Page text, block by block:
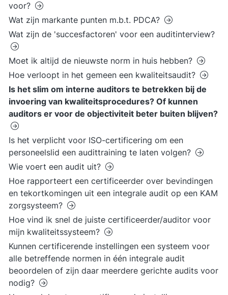
voor?
Wat zijn markante punten m.b.t. PDCA?
Wat zijn de 'succesfactoren' voor een auditinterview?
Moet ik altijd de nieuwste norm in huis hebben?
Hoe verloopt in het gemeen een kwaliteitsaudit?
Is het slim om interne auditors te betrekken bij de
invoering van kwaliteitsprocedures? Of kunnen
auditors er voor de objectiviteit beter buiten blijven?
Is het verplicht voor ISO-certificering om een
personeelslid een audittraining te laten volgen?
Wie voert een audit uit?
Hoe rapporteert een certificeerder over bevindingen
en tekortkomingen uit een integrale audit op een KAM
zorgsysteem?
Hoe vind ik snel de juiste certificeerder/auditor voor
mijn kwaliteitssysteem?
Kunnen certificerende instellingen een systeem voor
alle betreffende normen in één integrale audit
beoordelen of zijn daar meerdere gerichte audits voor
nodig?